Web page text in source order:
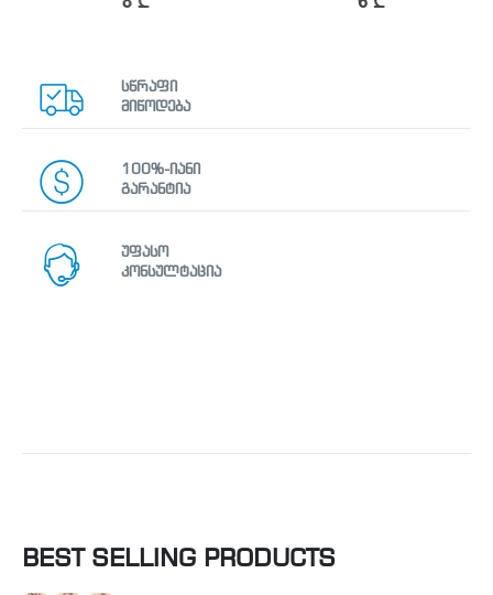
სწრაფი
მიწოდება
100%-იანი
გარანტია
უფასო
კონსულტაცია
BEST SELLING PRODUCTS